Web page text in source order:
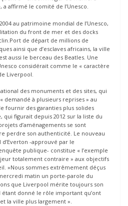
affirmé le comité de l’Unesco.
au patrimoine mondial de l’Unesco,
du front de mer et des docks
de départ de millions de
ainsi que d’esclaves africains, la ville
aussi le berceau des Beatles. Une
considérait comme le « caractère
Liverpool.
des monuments et des sites, qui
demandé à plusieurs reprises » au
fournir des garanties plus solides
qui figurait depuis 2012 sur la liste du
d’aménagements se sont
perdre son authenticité. Le nouveau
-approuvé par le
publique- constitue « l’exemple
totalement contraire » aux objectifs
»Nous sommes extrêmement déçus
matin un porte-parole du
que Liverpool mérite toujours son
donné le rôle important qu’ont
la ville plus largement ».